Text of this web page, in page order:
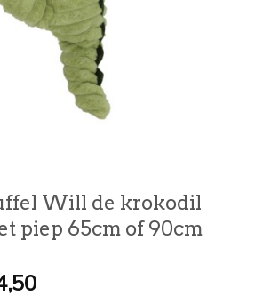
Will de krokodil
piep 65cm of 90cm
Prijsklasse: